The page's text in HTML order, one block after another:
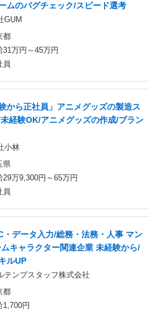
ムのバグチェック/スピード選考
GUM
都
31万円～45万円
員
験から正社員」アニメグッズの製造ス
経験OK/アニメグッズの作成/ブラン
小林
県
29万9,300円～65万円
員
・データ入力/総務・法務・人事 マン
ムキャラクター関連企業 未経験から/
ルUP
テンプスタッフ株式会社
都
1,700円